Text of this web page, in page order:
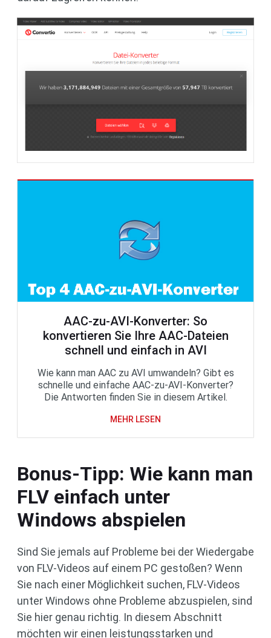
AAC-zu-AVI-Konverter: So
konvertieren Sie Ihre AAC-Dateien
schnell und einfach in AVI
Wie kann man AAC zu AVI umwandeln? Gibt es
schnelle und einfache AAC-zu-AVI-Konverter?
Die Antworten finden Sie in diesem Artikel.
MEHR LESEN
Bonus-Tipp: Wie kann man
FLV einfach unter
Windows abspielen
Sind Sie jemals auf Probleme bei der Wiedergabe
von FLV-Videos auf einem PC gestoßen? Wenn
Sie nach einer Möglichkeit suchen, FLV-Videos
unter Windows ohne Probleme abzuspielen, sind
Sie hier genau richtig. In diesem Abschnitt
möchten wir einen leistungsstarken und